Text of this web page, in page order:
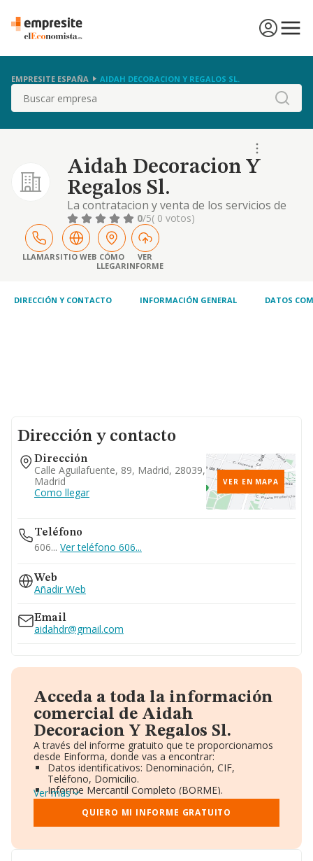
EMPRESITE ESPAÑA AIDAH DECORACION Y REGALOS SL.
Buscar
Aidah Decoracion Y
Regalos Sl.
La contratacion y venta de los servicios de
reformas y decoracion interior y exterior de
inmuebles, locales comerciales, oficinas
0/5( 0 votos)
LLAMARSITIO WEB CÓMO
LLEGAR
VER
INFORME
DIRECCIÓN Y CONTACTO INFORMACIÓN GENERAL DATOS
Dirección y contacto
Dirección
Calle Aguilafuente, 89, Madrid, 28039,
Madrid
Como llegar
VER EN MAPA
Teléfono
606... Ver teléfono 606...
Web
Añadir Web
Email
aidahdr@gmail.com
Acceda a toda la información
comercial de Aidah
Decoracion Y Regalos Sl.
A través del informe gratuito que te proporcionamos
desde Einforma, donde vas a encontrar:
Datos identificativos: Denominación, CIF,
Teléfono, Domicilio.
Informe Mercantil Completo (BORME).
Gráficos de Evolución Ventas y Empleados.
Consejo de Administración y Administradores.
Directivos y Ejecutivos.
Ver más
QUIERO MI INFORME GRATUITO